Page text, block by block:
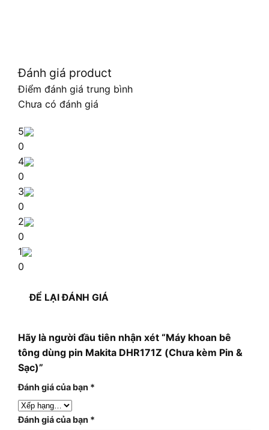
Đánh giá product
Điểm đánh giá trung bình
Chưa có đánh giá
5
0
4
0
3
0
2
0
1
0
ĐỂ LẠI ĐÁNH GIÁ
Hãy là người đầu tiên nhận xét “Máy khoan bê
tông dùng pin Makita DHR171Z (Chưa kèm Pin &
Sạc)”
Đánh giá của bạn *
Đánh giá của bạn *